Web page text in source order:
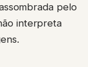
pelo
interpreta